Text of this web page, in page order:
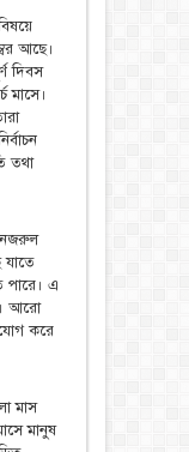
আছে।
দিবস
মাসে।
তথা
নজরুল
যাতে
পারে। এ
আরো
করে
মাস
মানুষ